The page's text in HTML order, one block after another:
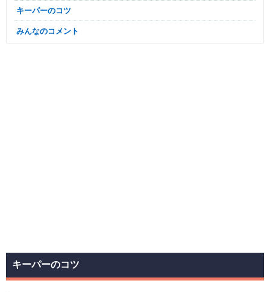
キーパーのコツ
みんなのコメント
キーパーのコツ